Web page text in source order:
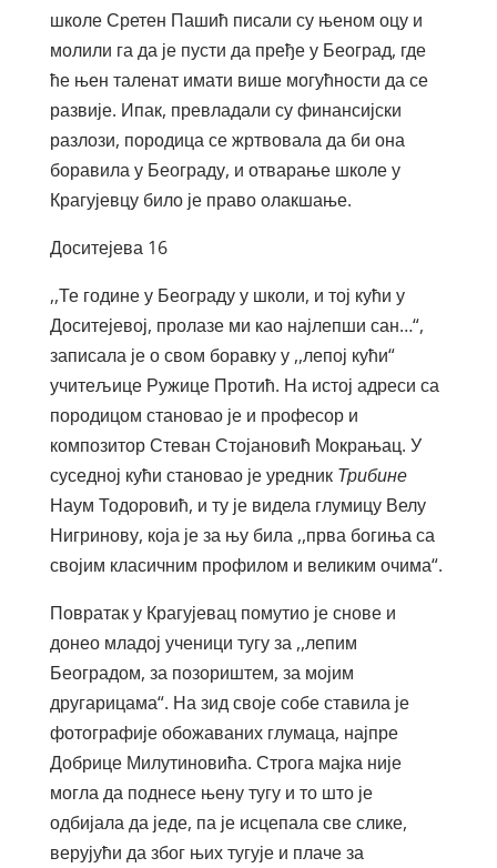
школе Сретен Пашић писали су њеном оцу и
молили га да је пусти да пређе у Београд, где
ће њен таленат имати више могућности да се
развије. Ипак, превладали су финансијски
разлози, породица се жртвовала да би она
боравила у Београду, и отварање школе у
Крагујевцу било је право олакшање.
Доситејева 16
,,Те године у Београду у школи, и тој кући у
Доситејевој, пролазе ми као најлепши сан…“,
записала је о свом боравку у ,,лепој кући“
учитељице Ружице Протић. На истој адреси са
породицом становао је и професор и
композитор Стеван Стојановић Мокрањац. У
суседној кући становао је уредник Трибине
Наум Тодоровић, и ту је видела глумицу Велу
Нигринову, која је за њу била ,,прва богиња са
својим класичним профилом и великим очима“.
Повратак у Крагујевац помутио је снове и
донео младој ученици тугу за ,,лепим
Београдом, за позориштем, за мојим
другарицама“. На зид своје собе ставила је
фотографије обожаваних глумаца, најпре
Добрице Милутиновића. Строга мајка није
могла да поднесе њену тугу и то што је
одбијала да једе, па је исцепала све слике,
верујући да због њих тугује и плаче за